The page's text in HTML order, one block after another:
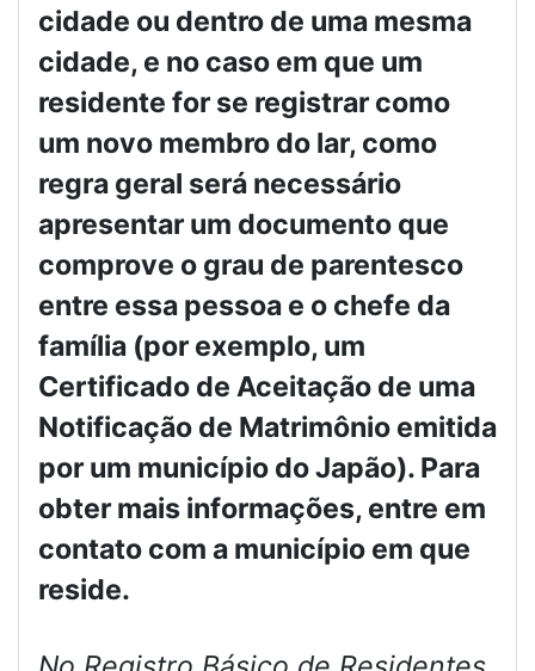
cidade ou dentro de uma mesma
cidade, e no caso em que um
residente for se registrar como
um novo membro do lar, como
regra geral será necessário
apresentar um documento que
comprove o grau de parentesco
entre essa pessoa e o chefe da
família (por exemplo, um
Certificado de Aceitação de uma
Notificação de Matrimônio emitida
por um município do Japão). Para
obter mais informações, entre em
contato com a município em que
reside.